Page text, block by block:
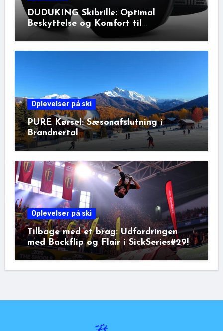
DUDUKING Skibrille: Optimal
Beskyttelse og Komfort til
Vinteraktiviteter
Oplevelser på ski
PURE Kørsel: Sæsonafslutning i
Brandnertal
Oplevelser på ski
Tilbage med et brag: Udfordringen
med Backflip og Flair i SickSeries#29!